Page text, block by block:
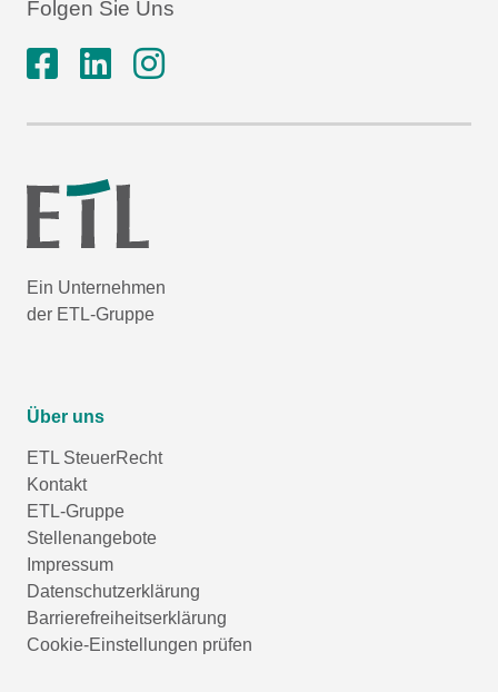
Folgen Sie Uns
Ein Unternehmen
der ETL-Gruppe
Über uns
ETL SteuerRecht
Kontakt
ETL-Gruppe
Stellenangebote
Impressum
Datenschutzerklärung
Barrierefreiheitserklärung
Cookie-Einstellungen prüfen